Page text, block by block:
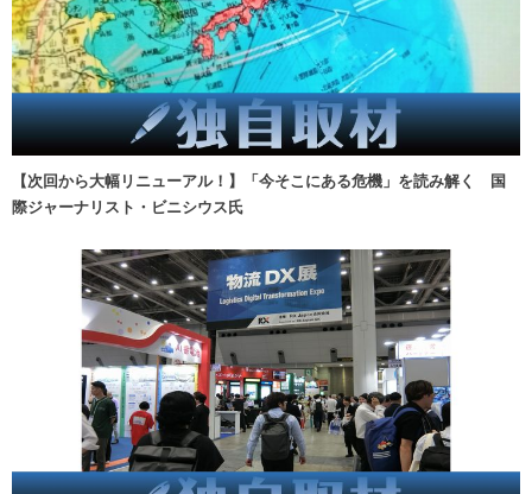
【次回から大幅リニューアル！】「今そこにある危機」を読み解く 国
際ジャーナリスト・ビニシウス氏